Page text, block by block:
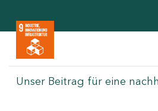
Unser Beitrag für eine